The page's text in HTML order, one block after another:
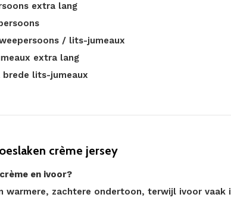
extra lang
/ lits-jumeaux
extra lang
lits-jumeaux
crème jersey
en ivoor?
warmere, zachtere ondertoon, terwijl ivoor vaak